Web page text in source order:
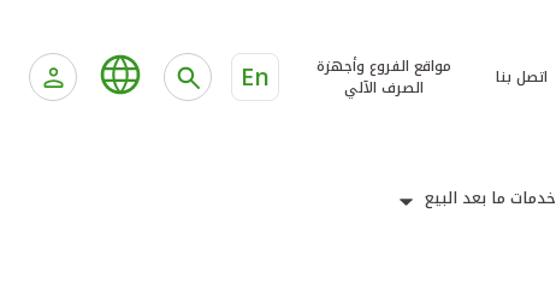
اتصل بنا
مواقع الفروع وأجهزة
الصرف الآلي
En
خدمات ما بعد البيع